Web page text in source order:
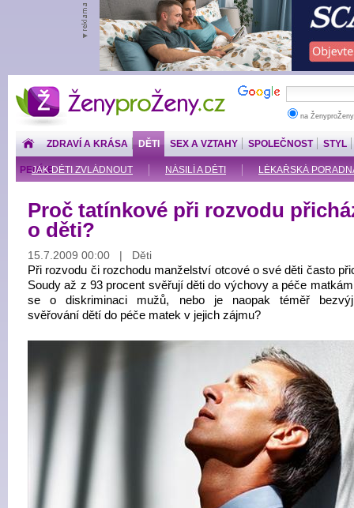
ŽenyproŽeny.cz
na
ZDRAVÍ A KRÁSA DĚTI
JAK DĚTI ZVLÁDNOUT NÁSILÍ A DĚTI LÉKAŘSKÁ
SEX A VZTAHY SPOLEČNOST STYL
PENÍZE
Proč tatínkové při rozvodu
o děti?
15.7.2009 00:00 | Děti
Při rozvodu či rozchodu manželství otcové o své děti často
Soudy až z 93 procent svěřují děti do výchovy a péče
se o diskriminaci mužů, nebo je naopak téměř
svěřování dětí do péče matek v jejich zájmu?